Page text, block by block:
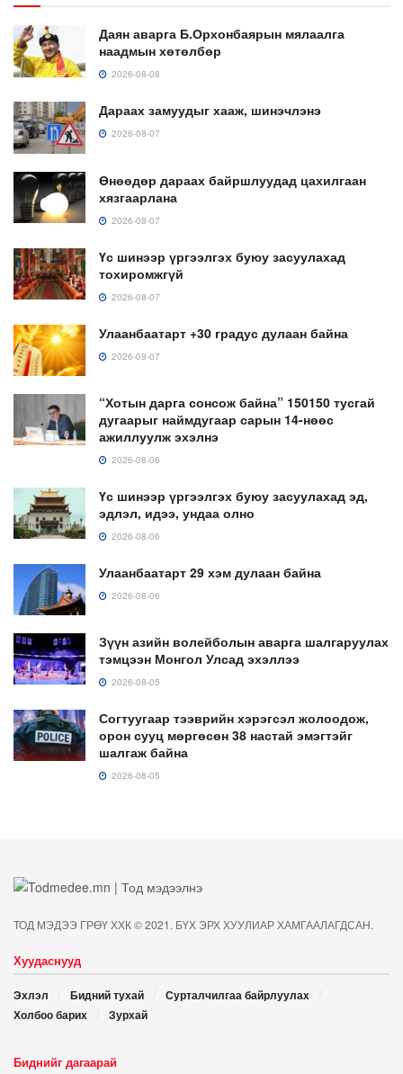
Даян аварга Б.Орхонбаярын мялаалга
наадмын хөтөлбөр
2026-08-08
Дараах замуудыг хааж, шинэчлэнэ
2026-08-07
Өнөөдөр дараах байршлуудад цахилгаан
хязгаарлана
2026-08-07
Үс шинээр үргээлгэх буюу засуулахад
тохиромжгүй
2026-08-07
Улаанбаатарт +30 градус дулаан байна
2026-08-07
“Хотын дарга сонсож байна” 150150 тусгай
дугаарыг наймдугаар сарын 14-нөөс
ажиллуулж эхэлнэ
2026-08-06
Үс шинээр үргээлгэх буюу засуулахад эд,
эдлэл, идээ, ундаа олно
2026-08-06
Улаанбаатарт 29 хэм дулаан байна
2026-08-06
Зүүн азийн волейболын аварга шалгаруулах
тэмцээн Монгол Улсад эхэллээ
2026-08-05
Согтуугаар тээврийн хэрэгсэл жолоодож,
орон сууц мөргөсөн 38 настай эмэгтэйг
шалгаж байна
2026-08-05
ТОД МЭДЭЭ ГРӨҮ ХХК © 2021. БҮХ ЭРХ ХУУЛИАР ХАМГААЛАГДСАН.
Хуудаснууд
Эхлэл Бидний тухай
Сурталчилгаа байрлуулах
Холбоо барих
Зурхай
Биднийг дагаарай